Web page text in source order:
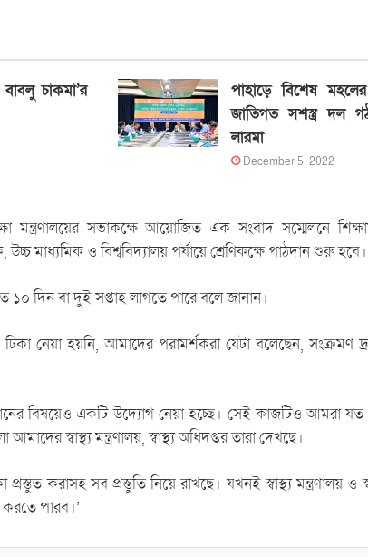
চাকমা’র
পাহাড়ে বিশেষ
জাতিগত সশস্ত্র দল
লারমা
December 5, 2022
সভাকক্ষে আয়োজিত এক সংবাদ সম্মেলনে
মাধ্যমিক ও বিশ্ববিদ্যালয় পর্যায়ে শ্রেণিকক্ষে পাঠদান শুরু হবে।
১০ দিন বা দুই সপ্তাহ লাগতে পারে বলে জানান।
টিকা নেয়া হয়নি, আমাদের পরামর্শকরা যেটা বলেছেন, সংক্রমণ
বিষয়েও একটি উদ্যোগ নেয়া হচ্ছে। সেই কাজটিও আমরা
স্বাস্থ্য মন্ত্রণালয়, স্বাস্থ্য অধিদপ্তর তারা দেখছে।
প্রস্তুত করাসহ সব প্রস্তুতি নিয়ে রাখছে। যখনই স্বাস্থ্য মন্ত্রণালয় ও
পারব।’